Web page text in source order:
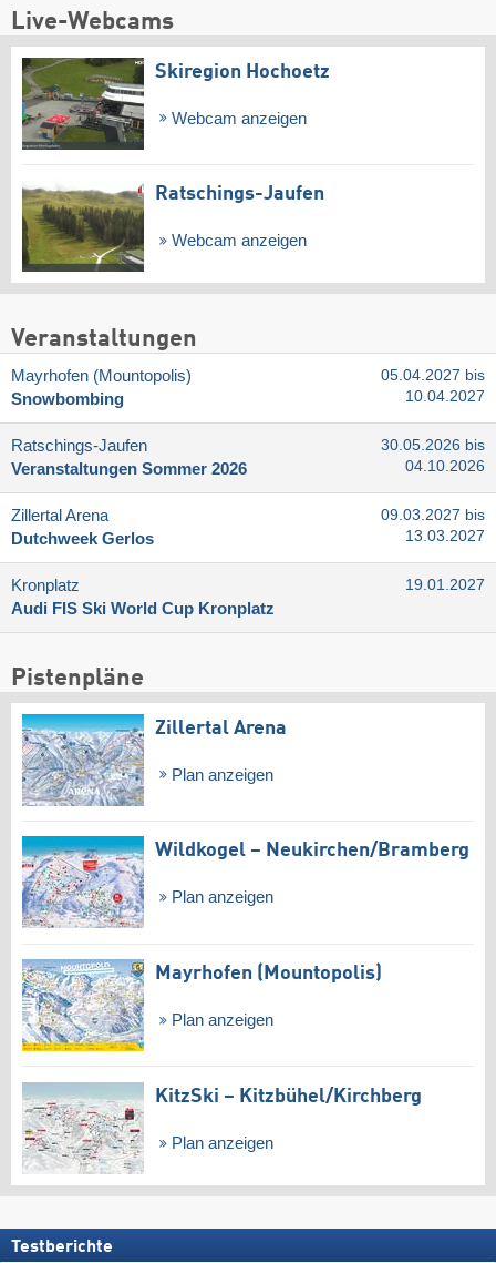
Live-Webcams
Skiregion Hochoetz
Webcam anzeigen
Ratschings-Jaufen
Webcam anzeigen
Veranstaltungen
Mayrhofen (Mountopolis)
Snowbombing
05.04.2027 bis
10.04.2027
Ratschings-Jaufen
Veranstaltungen Sommer 2026
30.05.2026 bis
04.10.2026
Zillertal Arena
Dutchweek Gerlos
09.03.2027 bis
13.03.2027
Kronplatz
Audi FIS Ski World Cup Kronplatz
19.01.2027
Pistenpläne
Zillertal Arena
Plan anzeigen
Wildkogel – Neukirchen/​Bramberg
Plan anzeigen
Mayrhofen (Mountopolis)
Plan anzeigen
KitzSki – Kitzbühel/​Kirchberg
Plan anzeigen
Testberichte